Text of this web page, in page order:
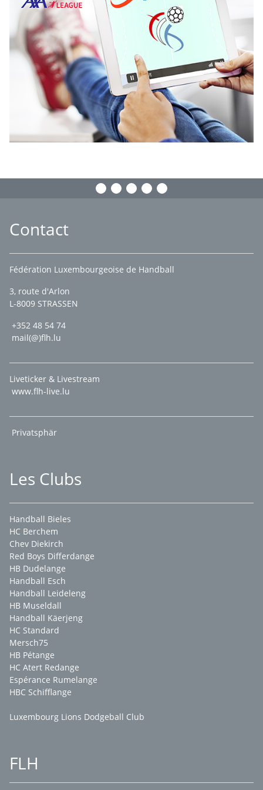
Contact
Fédération Luxembourgeoise de Handball
3, route d'Arlon
L-8009 STRASSEN
+352 48 54 74
mail(@)flh.lu
Liveticker & Livestream
www.flh-live.lu
Privatsphär
Les Clubs
Handball Bieles
HC Berchem
Chev Diekirch
Red Boys Differdange
HB Dudelange
Handball Esch
Handball Leideleng
HB Museldall
Handball Käerjeng
HC Standard
Mersch75
HB Pétange
HC Atert Redange
Espérance Rumelange
HBC Schifflange
Luxembourg Lions Dodgeball Club
FLH